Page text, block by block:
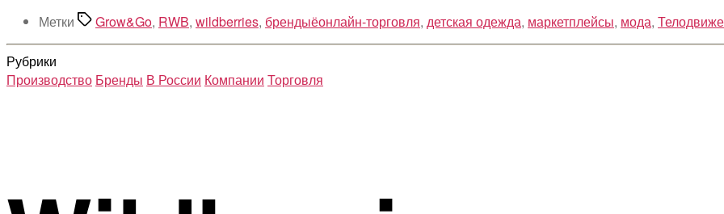
Метки
Grow&Go, RWB, wildberries, брендыёонлайн-торговля, детская одежда, маркетплейсы, мода,
Рубрики
Производство Бренды В России Компании Торговля